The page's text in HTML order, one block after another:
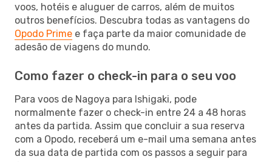
voos, hotéis e aluguer de carros, além de muitos
outros benefícios. Descubra todas as vantagens do
Opodo Prime e faça parte da maior comunidade de
adesão de viagens do mundo.
Como fazer o check-in para o seu voo
Para voos de Nagoya para Ishigaki, pode
normalmente fazer o check-in entre 24 a 48 horas
antes da partida. Assim que concluir a sua reserva
com a Opodo, receberá um e-mail uma semana antes
da sua data de partida com os passos a seguir para